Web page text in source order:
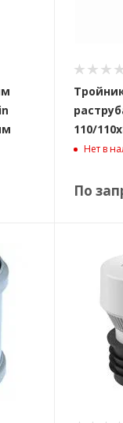
110/
Нет в
По